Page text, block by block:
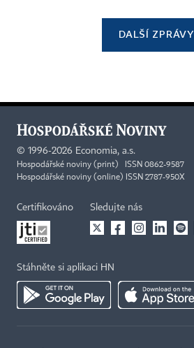
DALŠÍ ZPRÁVY
© 1996-2026 Economia, a.s.
Hospodářské noviny (print) ISSN 0862-9587
Hospodářské noviny (online) ISSN 2787-950X
Certifikováno Sledujte nás
Stáhněte si aplikaci HN